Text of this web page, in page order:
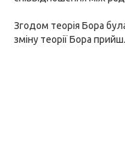
Згодом теорія Бора
зміну теорії Бора